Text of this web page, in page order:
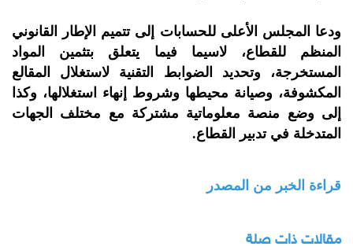
ودعا المجلس الأعلى للحسابات إلى تتميم الإطار القانوني
المنظم للقطاع، لاسيما فيما يتعلق بتثمين المواد
المستخرجة، وتحديد الضوابط التقنية لاستغلال المقالع
المكشوفة، وصيانة محيطها وشروط إنهاء استغلالها، وكذا
إلى وضع منصة معلوماتية مشتركة مع مختلف الجهات
المتدخلة في تدبير القطاع.
قراءة الخبر من المصدر
مقالات ذات صلة